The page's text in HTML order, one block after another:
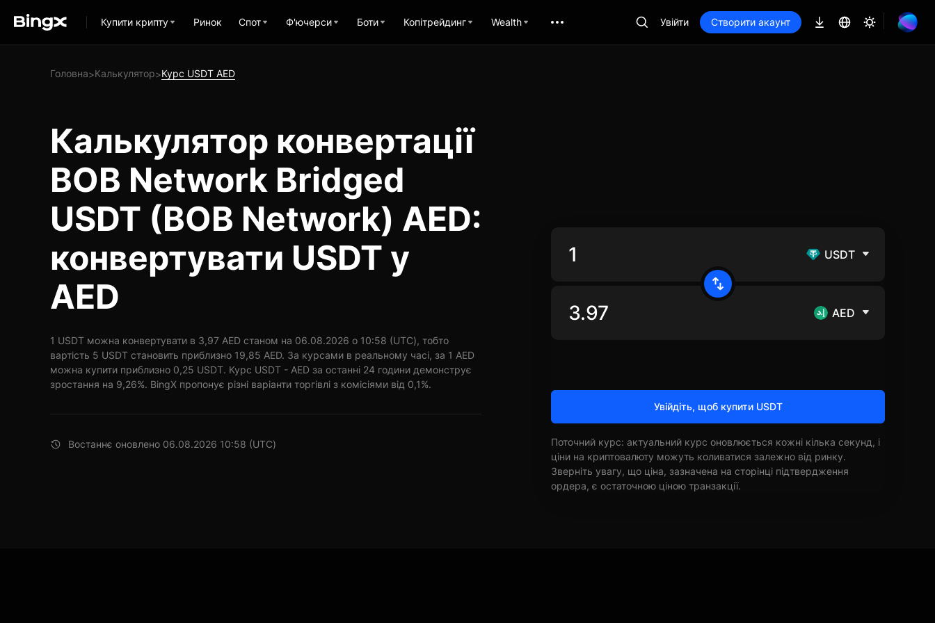
Купити крипту Ринок Спот Ф'ючерси Боти Копітрейдинг Wealth Увійти Створити акаунт
Головна>Калькулятор>Курс USDT AED
Калькулятор конвертації
BOB Network Bridged
USDT (BOB Network) AED:
конвертувати USDT у
AED
1 USDT можна конвертувати в 3,97 AED станом на 06.08.2026 о 10:58 (UTC), тобто
вартість 5 USDT становить приблизно 19,85 AED. За курсами в реальному часі, за 1 AED
можна купити приблизно 0,25 USDT. Курс USDT - AED за останні 24 години демонструє
зростання на 9,26%. BingX пропонує різні варіанти торгівлі з комісіями від 0,1%.
Востаннє оновлено 06.08.2026 10:58 (UTC)
USDT
AED
Увійдіть, щоб купити USDT
Поточний курс: актуальний курс оновлюється кожні кілька секунд, і
ціни на криптовалюту можуть коливатися залежно від ринку.
Зверніть увагу, що ціна, зазначена на сторінці підтвердження
ордера, є остаточною ціною транзакції.